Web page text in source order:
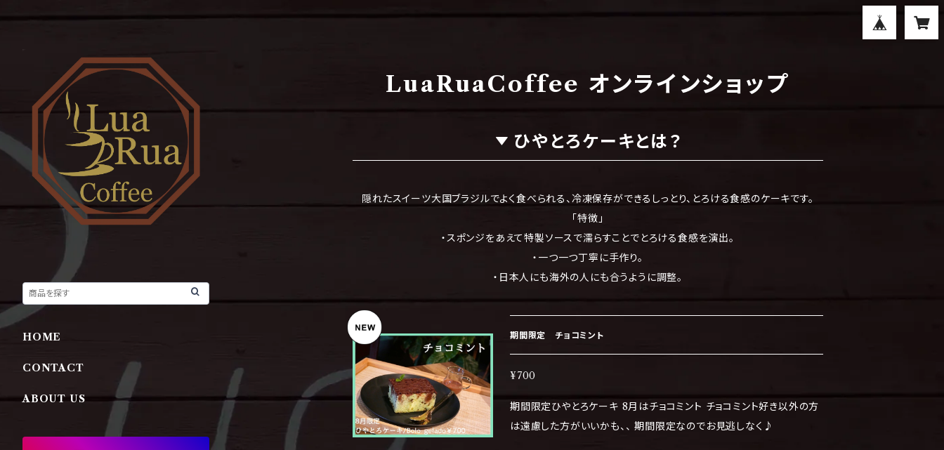
LuaRuaCoffee オンラインショップ
ひやとろケーキとは？
隠れたスイーツ大国ブラジルでよく食べられる、冷凍保存ができるしっとり、とろける食感のケーキです。
「特徴」
・スポンジをあえて特製ソースで濡らすことでとろける食感を演出。
・一つ一つ丁寧に手作り。
・日本人にも海外の人にも合うように調整。
期間限定 チョコミント
¥700
期間限定ひやとろケーキ 8月はチョコミント チョコミント好き以外の方
は遠慮した方がいいかも、、 期間限定なのでお見逃しなく♪
HOME
CONTACT
ABOUT US